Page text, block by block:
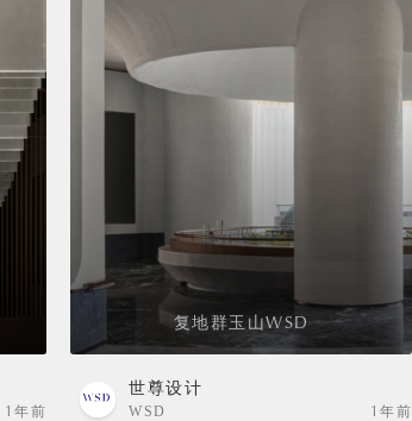
1年前
复地群玉山WSD
世尊设计
WSD
1年前